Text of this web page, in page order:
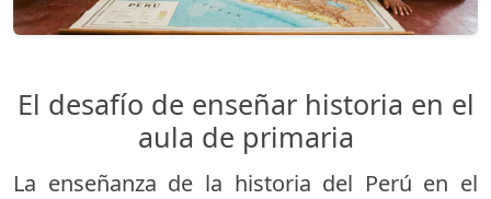
El desafío de enseñar historia en el
aula de primaria
La enseñanza de la historia del Perú en el